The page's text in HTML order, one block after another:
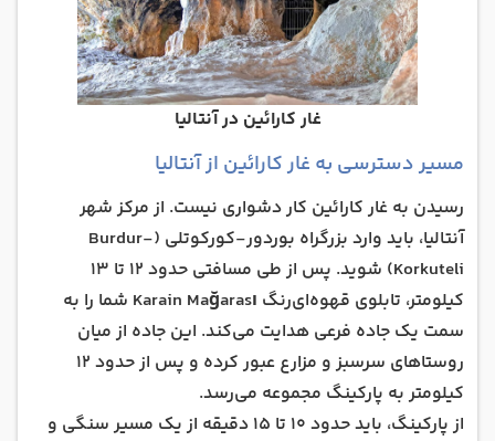
غار کارائین در آنتالیا
مسیر دسترسی به غار کارائین از آنتالیا
رسیدن به غار کارائین کار دشواری نیست. از مرکز شهر
آنتالیا، باید وارد بزرگراه بوردور-کورکوتلی (Burdur-
Korkuteli) شوید. پس از طی مسافتی حدود 12 تا 13
کیلومتر، تابلوی قهوه‌ای‌رنگ Karain Mağarası شما را به
سمت یک جاده فرعی هدایت می‌کند. این جاده از میان
روستاهای سرسبز و مزارع عبور کرده و پس از حدود 12
کیلومتر به پارکینگ مجموعه می‌رسد.
از پارکینگ، باید حدود 10 تا 15 دقیقه از یک مسیر سنگی و